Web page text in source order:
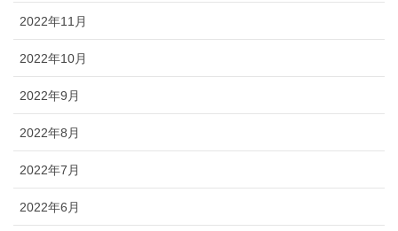
2022年11月
2022年10月
2022年9月
2022年8月
2022年7月
2022年6月